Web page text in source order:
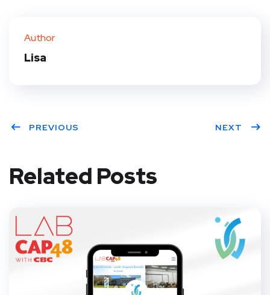
Author
Lisa
PREVIOUS NEXT
Related Posts